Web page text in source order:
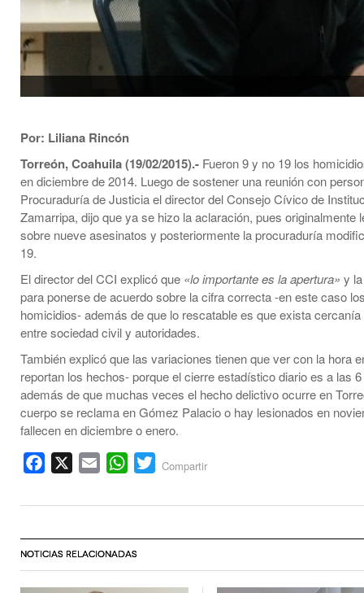
Por: Liliana Rincón
Torreón, Coahuila (19/02/2015).- Fueron 9 y no 19 los
en diciembre de 2014. Luego de sostener una reunión con
Procuraduría de Justicia el director del Consejo Cívico de
Zamarripa, dijo que ya se hizo la aclaración, pues originalmente
sobre nueve asesinatos y posteriormente la procuraduría
19.
El director del CCI explicó que «lo importante es la apertura» y
para ponerse de acuerdo sobre la cifra correcta -en este caso
homicidios- además de que lo rescatable es que exista cercanía
entre sociedad civil y autoridades.
También explicó que las variaciones tienen que ver con la hora
reportan los hechos- porque el cierre estadístico diario es a las
además de que muchas veces el hecho delictivo ocurre en
cuerpo se reclama en Gómez Palacio o hay lesionados en
fallecen en diciembre o enero.
Facebook Email WhatsApp
Twitter
Compartir
NOTICIAS RELACIONADAS